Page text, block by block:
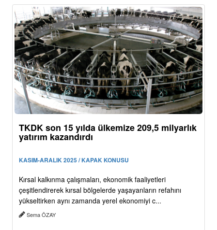
TKDK son 15 yılda ülkemize 209,5 milyarlık
yatırım kazandırdı
KASIM-ARALIK 2025 / KAPAK KONUSU
Kırsal kalkınma çalışmaları, ekonomik faaliyetleri
çeşitlendirerek kırsal bölgelerde yaşayanların refahını
yükseltirken aynı zamanda yerel ekonomiyi c...
Sema ÖZAY